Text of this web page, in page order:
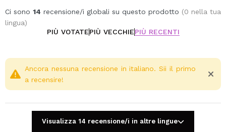
Ci sono 14 recensione/i globali su questo prodotto (0 nella tua
lingua)
PIÙ VOTATEPIÙ VECCHIEPIÙ RECENTI
Ancora nessuna recensione in italiano. Sii il primo
a recensire!
Visualizza 14 recensione/i in altre lingue